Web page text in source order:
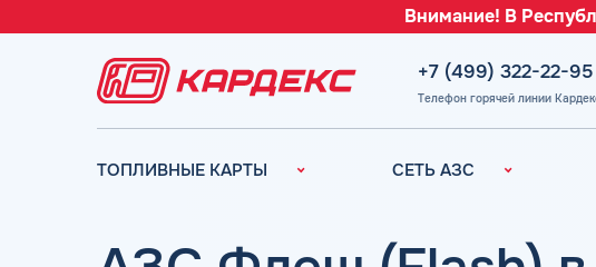
Внимание! В
+7 (499) 322-22-95
Телефон горячей линии
ТОПЛИВНЫЕ КАРТЫ
Преимущества
СЕТЬ АЗС